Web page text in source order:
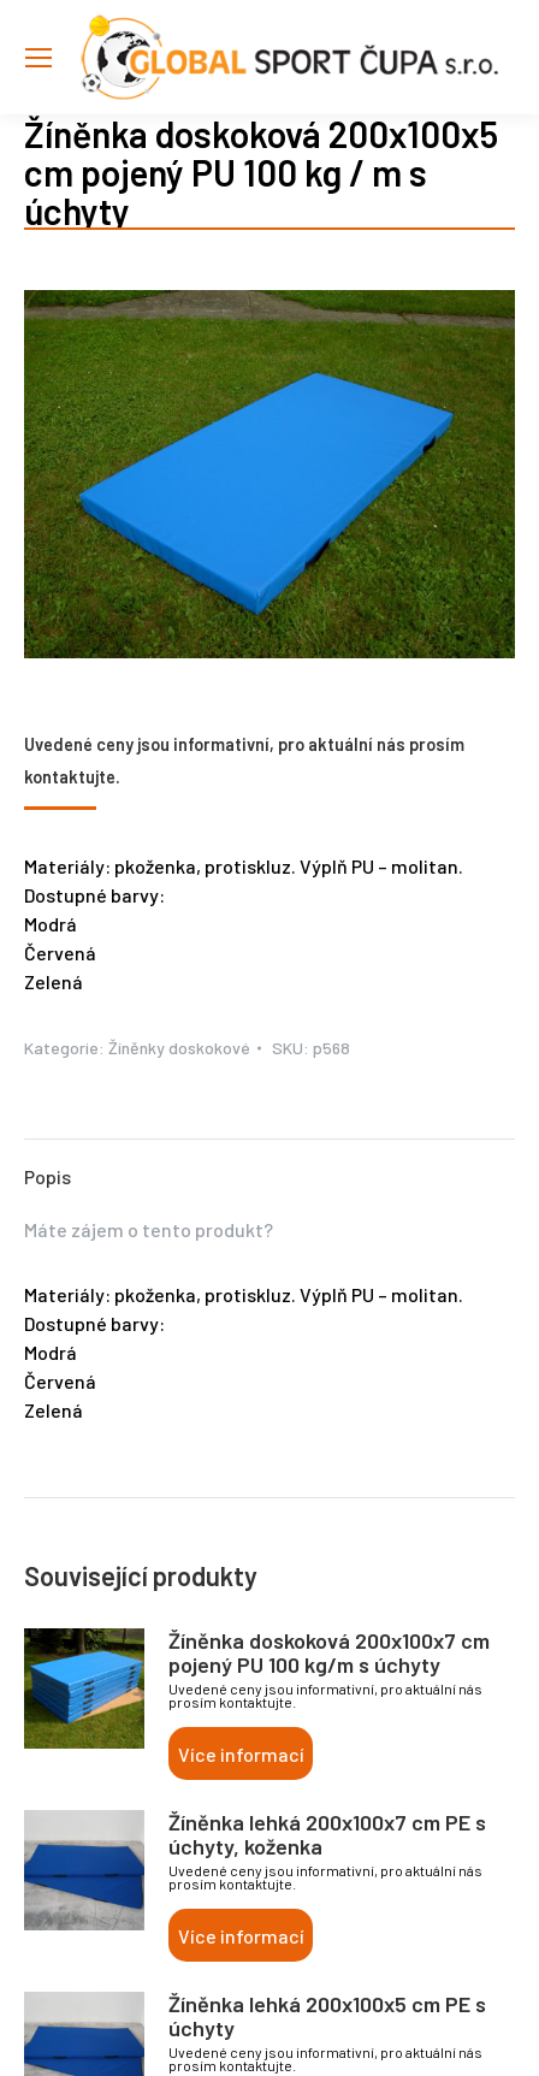
Žíněnka doskoková 200x100x5
cm pojený PU 100 kg / m s
úchyty
Uvedené ceny jsou informativní, pro aktuální nás prosím
kontaktujte.
Materiály: pkoženka, protiskluz. Výplň PU – molitan.
Dostupné barvy:
Modrá
Červená
Zelená
Kategorie: Žíněnky doskokové SKU: p568
Popis
Máte zájem o tento produkt?
Materiály: pkoženka, protiskluz. Výplň PU – molitan.
Dostupné barvy:
Modrá
Červená
Zelená
Související produkty
Žíněnka doskoková 200x100x7 cm
pojený PU 100 kg/m s úchyty
Uvedené ceny jsou informativní, pro aktuální nás
prosím kontaktujte.
Více informací
Žíněnka lehká 200x100x7 cm PE s
úchyty, koženka
Uvedené ceny jsou informativní, pro aktuální nás
prosím kontaktujte.
Více informací
Žíněnka lehká 200x100x5 cm PE s
úchyty
Uvedené ceny jsou informativní, pro aktuální nás
prosím kontaktujte.